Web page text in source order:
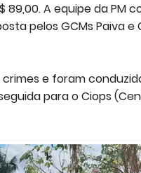
A equipe da PM
pelos GCMs Paiva
e foram
para o Ciops